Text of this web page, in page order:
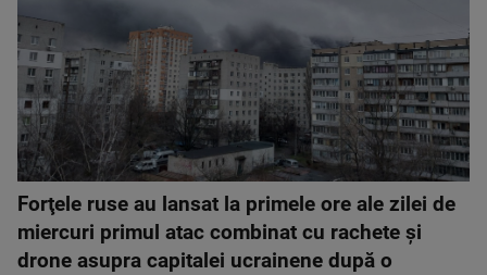
Forţele ruse au lansat la primele ore ale zilei de
miercuri primul atac combinat cu rachete şi
drone asupra capitalei ucrainene după o